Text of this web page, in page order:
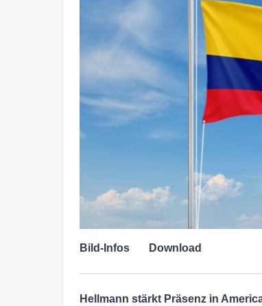
Bild-Infos Download
Hellmann stärkt Präsenz in